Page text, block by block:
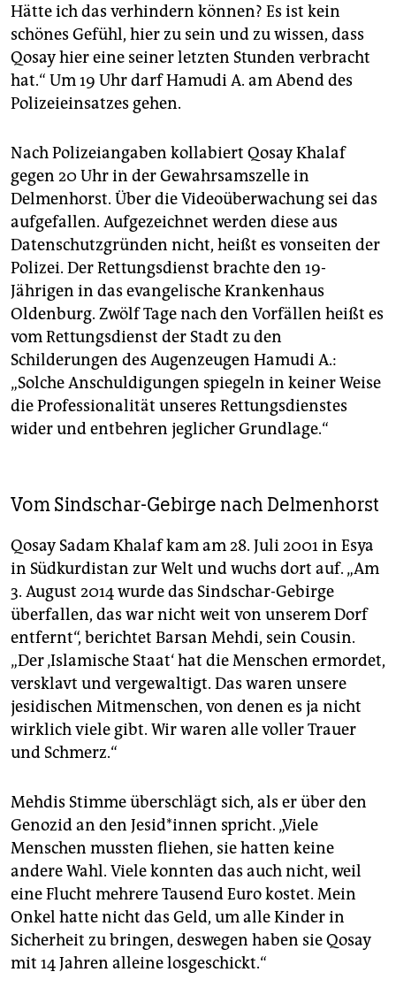
Hätte ich das verhindern können? Es ist kein
schönes Gefühl, hier zu sein und zu wissen, dass
Qosay hier eine seiner letzten Stunden verbracht
hat.“ Um 19 Uhr darf Hamudi A. am Abend des
Polizeieinsatzes gehen.
Nach Polizeiangaben kollabiert Qosay Khalaf
gegen 20 Uhr in der Gewahrsamszelle in
Delmenhorst. Über die Videoüberwachung sei das
aufgefallen. Aufgezeichnet werden diese aus
Datenschutzgründen nicht, heißt es vonseiten der
­Polizei. Der Rettungsdienst brachte den 19-
Jährigen in das evangelische Krankenhaus
Oldenburg. Zwölf Tage nach den Vorfällen heißt es
vom Rettungsdienst der Stadt zu den
Schilderungen des Augen­zeugen Hamudi A.:
„Solche Anschuldigungen spiegeln in keiner Weise
die Professionalität unseres Rettungsdienstes
wider und entbehren jeglicher Grundlage.“
Vom Sindschar-Gebirge nach Delmenhorst
Qosay Sadam Khalaf kam am 28. Juli 2001 in Esya
in Südkurdistan zur Welt und wuchs dort auf. „Am
3. August 2014 wurde das Sindschar-Gebirge
überfallen, das war nicht weit von unserem Dorf
entfernt“, berichtet Barsan Mehdi, sein Cousin.
„Der ‚Islamische Staat‘ hat die Menschen ermordet,
versklavt und vergewaltigt. Das waren unsere
jesidischen Mitmenschen, von denen es ja nicht
wirklich viele gibt. Wir waren alle voller Trauer
und Schmerz.“
Mehdis Stimme überschlägt sich, als er über den
Genozid an den Je­si­d*in­nen spricht. „Viele
Menschen mussten fliehen, sie hatten keine
andere Wahl. Viele konnten das auch nicht, weil
eine Flucht mehrere Tausend Euro kostet. Mein
Onkel hatte nicht das Geld, um alle Kinder in
Sicherheit zu bringen, deswegen haben sie Qosay
mit 14 Jahren alleine losgeschickt.“